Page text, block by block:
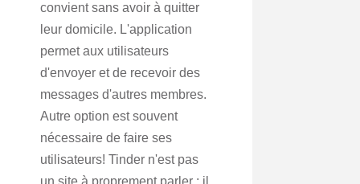
convient sans avoir à quitter
leur domicile. L'application
permet aux utilisateurs
d'envoyer et de recevoir des
messages d'autres membres.
Autre option est souvent
nécessaire de faire ses
utilisateurs! Tinder n'est pas
un site à proprement parler : il